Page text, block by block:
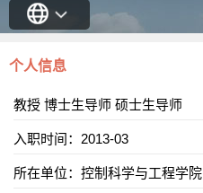
个人信息
教授 博士生导师 硕士生导师
入职时间：2013-03
所在单位：控制科学与工程学院